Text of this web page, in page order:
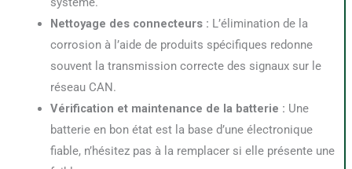
Nettoyage des connecteurs : L’élimination de la
corrosion à l’aide de produits spécifiques redonne
souvent la transmission correcte des signaux sur le
réseau CAN.
Vérification et maintenance de la batterie : Une
batterie en bon état est la base d’une électronique
fiable, n’hésitez pas à la remplacer si elle présente une